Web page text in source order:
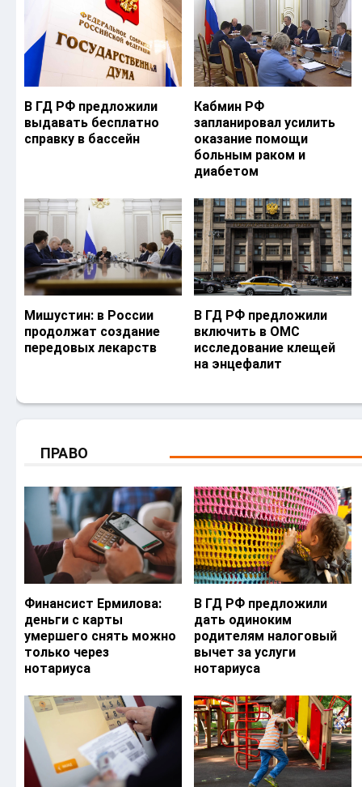
В ГД РФ предложили
выдавать бесплатно
справку в бассейн
Кабмин РФ
запланировал усилить
оказание помощи
больным раком и
диабетом
Мишустин: в России
продолжат создание
передовых лекарств
В ГД РФ предложили
включить в ОМС
исследование клещей
на энцефалит
ПРАВО
Финансист Ермилова:
деньги с карты
умершего снять можно
только через
нотариуса
В ГД РФ предложили
дать одиноким
родителям налоговый
вычет за услуги
нотариуса